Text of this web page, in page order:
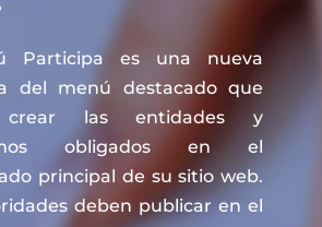
Participa es una nueva
del menú destacado que
crear las entidades y
obligados en el
principal de su sitio web.
deben publicar en el